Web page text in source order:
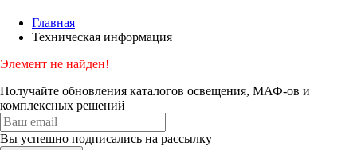
Главная
Техническая информация
Элемент не найден!
Получайте обновления каталогов освещения, МАФ-ов и
комплексных решений
Вы успешно подписались на рассылку